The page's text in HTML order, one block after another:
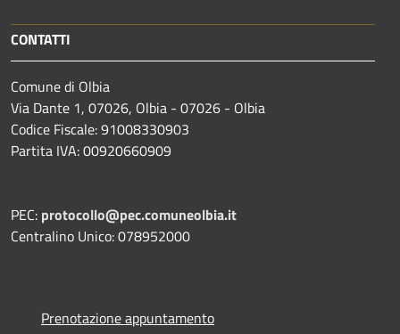
CONTATTI
Comune di Olbia
Via Dante 1, 07026, Olbia - 07026 - Olbia
Codice Fiscale: 91008330903
Partita IVA: 00920660909
PEC: protocollo@pec.comuneolbia.it
Centralino Unico: 078952000
Prenotazione appuntamento